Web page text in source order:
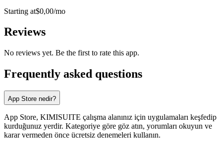
Starting at$0,00/mo
Reviews
No reviews yet. Be the first to rate this app.
Frequently asked questions
App Store nedir?
App Store, KIMISUITE çalışma alanınız için uygulamaları keşfedip
kurduğunuz yerdir. Kategoriye göre göz atın, yorumları okuyun ve
karar vermeden önce ücretsiz denemeleri kullanın.